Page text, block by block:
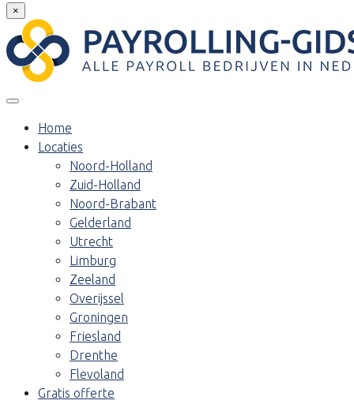
×
Home
Locaties
Noord-Holland
Zuid-Holland
Noord-Brabant
Gelderland
Utrecht
Limburg
Zeeland
Overijssel
Groningen
Friesland
Drenthe
Flevoland
Gratis offerte